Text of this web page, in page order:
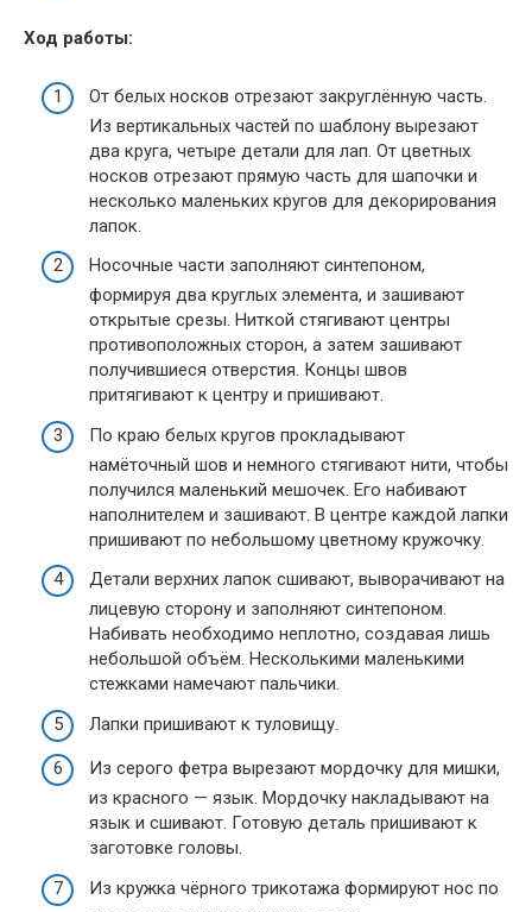
Ход работы:
От белых носков отрезают закруглённую часть.
Из вертикальных частей по шаблону вырезают
два круга, четыре детали для лап. От цветных
носков отрезают прямую часть для шапочки и
несколько маленьких кругов для декорирования
лапок.
Носочные части заполняют синтепоном,
формируя два круглых элемента, и зашивают
открытые срезы. Ниткой стягивают центры
противоположных сторон, а затем зашивают
получившиеся отверстия. Концы швов
притягивают к центру и пришивают.
По краю белых кругов прокладывают
намёточный шов и немного стягивают нити, чтобы
получился маленький мешочек. Его набивают
наполнителем и зашивают. В центре каждой лапки
пришивают по небольшому цветному кружочку.
Детали верхних лапок сшивают, выворачивают на
лицевую сторону и заполняют синтепоном.
Набивать необходимо неплотно, создавая лишь
небольшой объём. Несколькими маленькими
стежками намечают пальчики.
Лапки пришивают к туловищу.
Из серого фетра вырезают мордочку для мишки,
из красного — язык. Мордочку накладывают на
язык и сшивают. Готовую деталь пришивают к
заготовке головы.
Из кружка чёрного трикотажа формируют нос по